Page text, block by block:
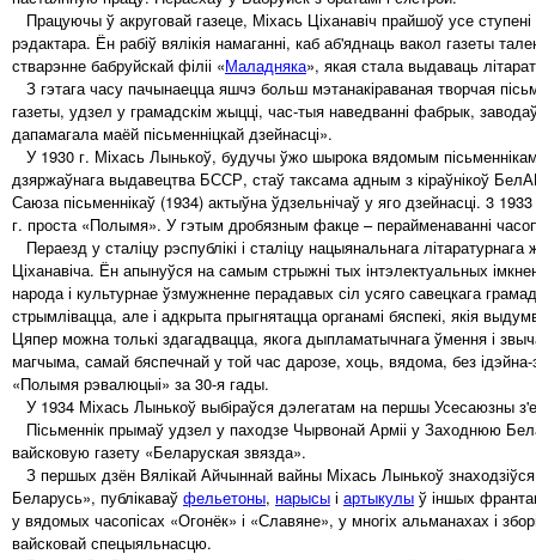
Працуючы ў акруговай газеце, Міхась Ціханавіч прайшоў усе
рэдактара. Ён рабіў вялікія намаганні, каб аб'яднаць вакол газеты
стварэнне бабруйскай філіі «Маладняка», якая стала выдаваць
З гэтага часу пачынаецца яшчэ больш мэтанакіраваная творчая
газеты, удзел у грамадскім жыцці, час-тыя наведванні фабрык,
дапамагала маёй пісьменніцкай дзейнасці».
У 1930 г. Міхась Лынькоў, будучы ўжо шырока вядомым
дзяржаўнага выдавецтва БССР, стаў таксама адным з кіраўнікоў
Саюза пісьменнікаў (1934) актыўна ўдзельнічаў у яго дзейнасці. 3
г. проста «Полымя». У гэтым дробязным факце – перайменаванні
Пераезд у сталіцу рэспублікі і сталіцу нацыянальнага
Ціханавіча. Ён апынуўся на самым стрыжні тых інтэлектуальных
народа і культурнае ўзмужненне перадавых сіл усяго савецкага
стрымлівацца, але і адкрыта прыгнятацца органамі бяспекі, якія
Цяпер можна толькі здагадвацца, якога дыпламатычнага ўмення і
магчыма, самай бяспечнай у той час дарозе, хоць, вядома, без
«Полымя рэвалюцыі» за 30-я гады.
У 1934 Міхась Лынькоў выбіраўся дэлегатам на першы Усесаюзны
Пісьменнік прымаў удзел у паходзе Чырвонай Арміі у Заходнюю
вайсковую газету «Беларуская звязда».
З першых дзён Вялікай Айчыннай вайны Міхась Лынькоў
Беларусь», публікаваў фельетоны, нарысы і артыкулы ў іншых
у вядомых часопісах «Огонёк» і «Славяне», у многіх альманахах і
вайсковай спецыяльнасцю.